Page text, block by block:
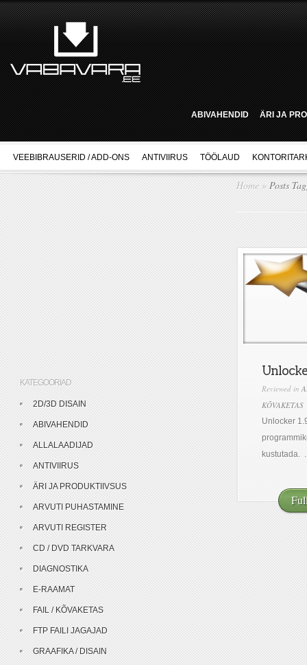
ABIVAHENDID ÄRI JA
VEEBIBRAUSERID / ADD-ONS ANTIVIIRUS TÖÖLAUD
Home » Posts
Reviewed in
KÕVAKETAS
Unlocker
kustutada.
KATEGOORIAD
2D/3D DISAIN
ABIVAHENDID
ALLALAADIJAD
ANTIVIIRUS
ÄRI JA PRODUKTIIVSUS
ARVUTI PUHASTAMINE
ARVUTI REGISTER
CD / DVD TARKVARA
DIAGNOSTIKA
E-RAAMAT
FAIL / KÕVAKETAS
FTP FAILI JAGAJAD
GRAAFIKA / DISAIN